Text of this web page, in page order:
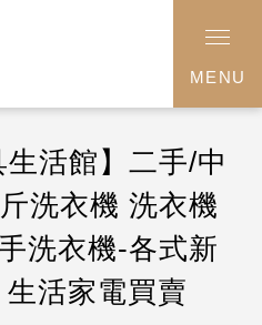
MENU
生活館】二手/中
洗衣機 洗衣機
洗衣機-各式新
活家電買賣